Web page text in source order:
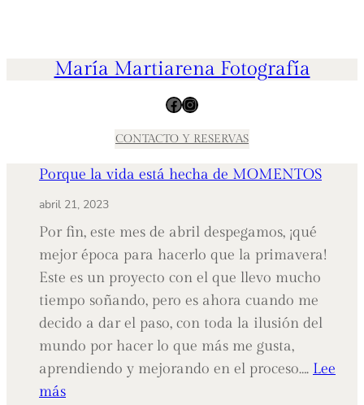
María Martiarena Fotografía
Facebook Instagram
CONTACTO Y RESERVAS
Porque la vida está hecha de MOMENTOS
abril 21, 2023
Por fin, este mes de abril despegamos, ¡qué
mejor época para hacerlo que la primavera!
Este es un proyecto con el que llevo mucho
tiempo soñando, pero es ahora cuando me
decido a dar el paso, con toda la ilusión del
mundo por hacer lo que más me gusta,
aprendiendo y mejorando en el proceso…. Lee
más: